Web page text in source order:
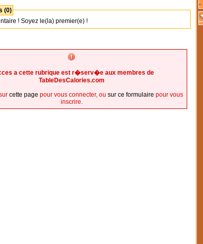
(0)
! Soyez le(la) premier(e) !
a cette rubrique est r�serv�e aux membres de
TableDesCalories.com
cette page pour vous connecter, ou sur ce formulaire pour vous
inscrire.
-